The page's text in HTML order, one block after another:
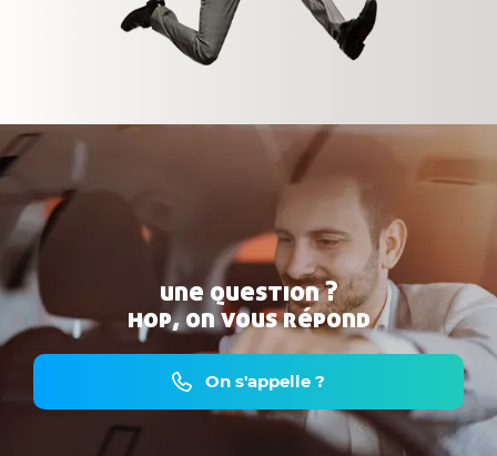
une question ?
hop, on vous répond
On s'appelle ?